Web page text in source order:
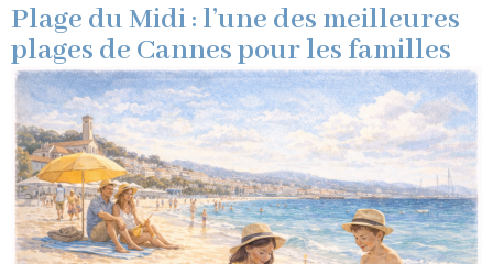
Plage du Midi : l’une des meilleures
plages de Cannes pour les familles